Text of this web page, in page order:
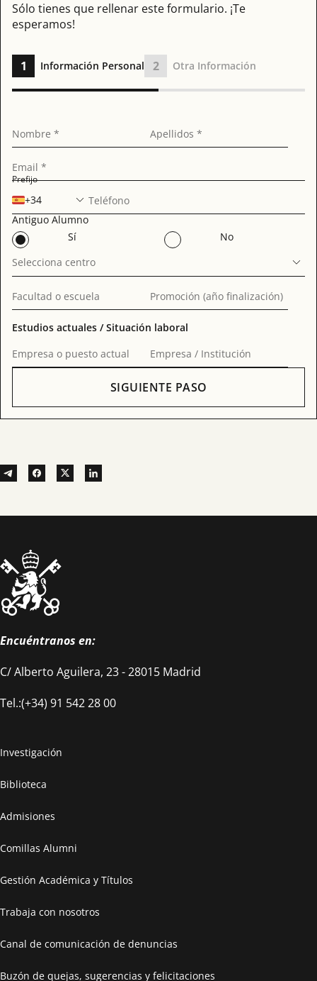
Sólo tienes que rellenar este formulario. ¡Te
esperamos!
1 Información Personal 2 Otra Información
Nombre * Apellidos *
Email *
+34
Prefijo
Teléfono
Antiguo Alumno
Sí
No
Selecciona centro
Facultad o escuela Promoción (año finalización)
Estudios actuales / Situación laboral
Empresa o puesto actual
Empresa / Institución
SIGUIENTE PASO
Encuéntranos en:
C/ Alberto Aguilera, 23 - 28015 Madrid
Tel.:(+34) 91 542 28 00
Investigación
Biblioteca
Admisiones
Comillas Alumni
Gestión Académica y Títulos
Trabaja con nosotros
Canal de comunicación de denuncias
Buzón de quejas, sugerencias y felicitaciones